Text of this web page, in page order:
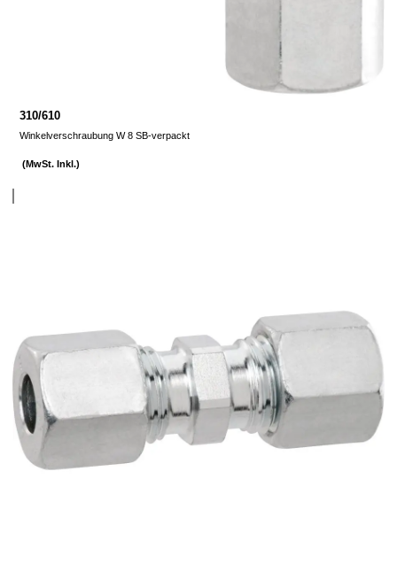
310/610
Winkelverschraubung W 8 SB-verpackt
(MwSt. Inkl.)